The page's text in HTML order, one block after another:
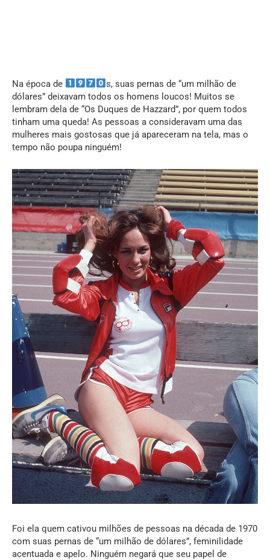
Na época de
s, suas pernas de “um milhão de
dólares” deixavam todos os homens loucos! Muitos se
lembram dela de “Os Duques de Hazzard”, por quem todos
tinham uma queda! As pessoas a consideravam uma das
mulheres mais gostosas que já apareceram na tela, mas o
tempo não poupa ninguém!
Foi ela quem cativou milhões de pessoas na década de 1970
com suas pernas de “um milhão de dólares”, feminilidade
acentuada e apelo. Ninguém negará que seu papel de